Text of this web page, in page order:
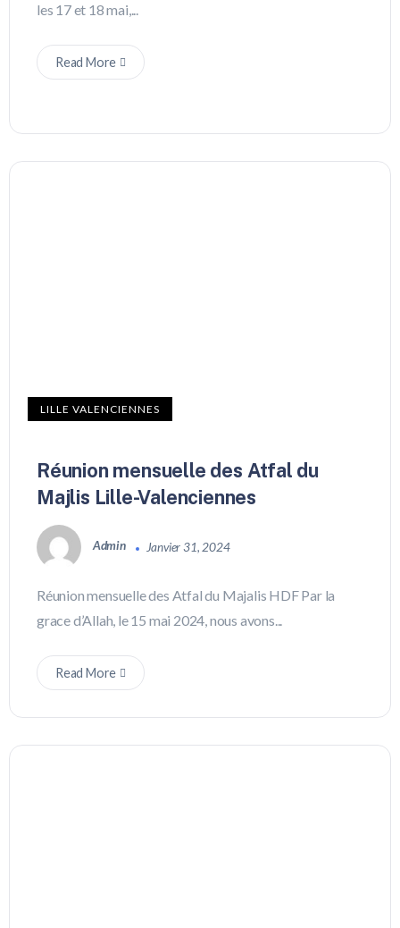
les 17 et 18 mai,...
Read More
LILLE VALENCIENNES
Réunion mensuelle des Atfal du
Majlis Lille-Valenciennes
Admin Janvier 31, 2024
Réunion mensuelle des Atfal du Majalis HDF Par la
grace d’Allah, le 15 mai 2024, nous avons...
Read More